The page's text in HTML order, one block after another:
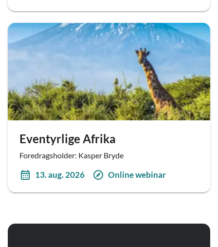
Eventyrlige Afrika
Foredragsholder: Kasper Bryde
13. aug. 2026 Online webinar